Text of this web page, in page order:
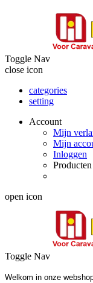
Toggle Nav
close icon
categories
setting
Account
Mijn
Mijn
Inloggen
open icon
Toggle Nav
Welkom in onze